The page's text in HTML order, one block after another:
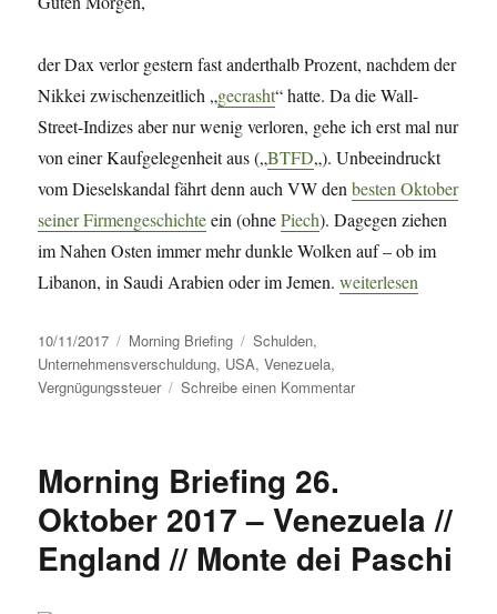
der Dax verlor gestern fast anderthalb Prozent, nachdem der
Nikkei zwischenzeitlich „gecrasht“ hatte. Da die Wall-
Street-Indizes aber nur wenig verloren, gehe ich erst mal nur
von einer Kaufgelegenheit aus („BTFD„). Unbeeindruckt
vom Dieselskandal fährt denn auch VW denbesten Oktober
seiner Firmengeschichteein (ohnePiech). Dagegen ziehen
im Nahen Osten immer mehr dunkle Wolken auf – ob im
Libanon, in Saudi Arabien oder im Jemen.„Morning Briefing –
weiterlesen
Veröffentlicht
am
10/11/2017 Kategorien
Morning Briefing Schlagwörter
Schulden,
Unternehmensverschuldung, USA,Venezuela,
Vergnügungssteuer
Schreibe einen Kommentarzu
2017
–
USA:
Morning Briefing 26.
Oktober 2017 – Venezuela //
England // Monte dei Paschi